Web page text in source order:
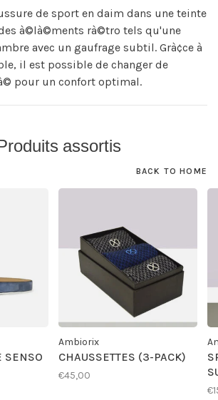
de sport en daim dans une teinte
à©là©ments rà©tro tels qu'une
avec un gaufrage subtil. Grà¢ce à
il est possible de changer de
pour un confort optimal.
assortis
BACK TO HOME
SENSO
Ambiorix
CHAUSSETTES (3-PACK)
€45,00